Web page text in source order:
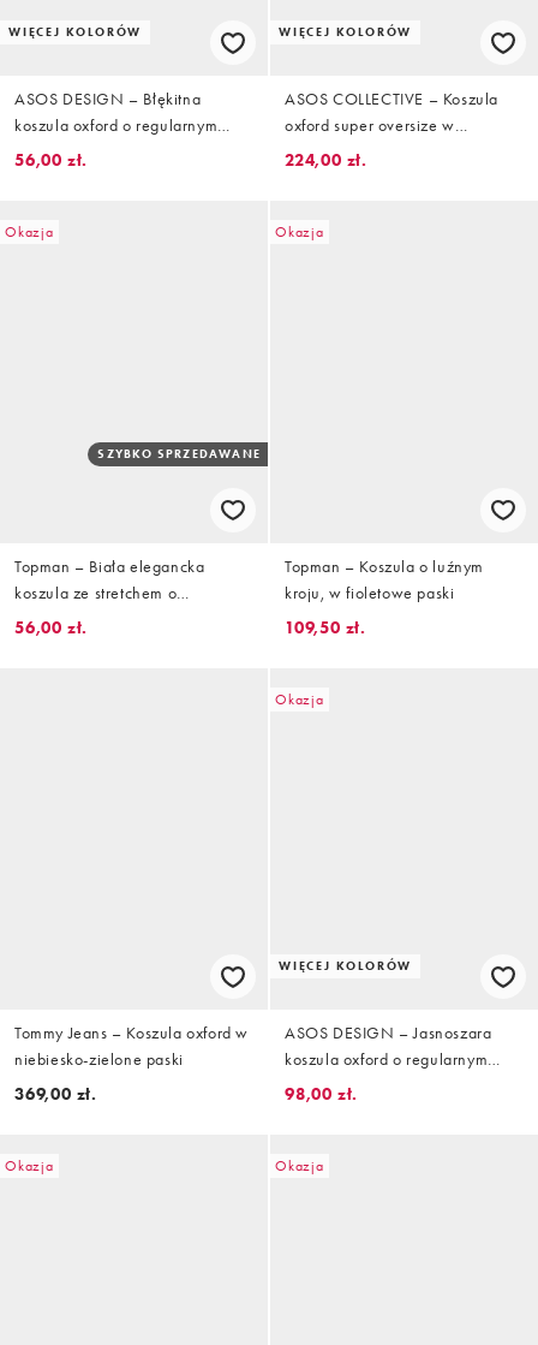
WIĘCEJ KOLORÓW
ASOS DESIGN – Błękitna
koszula oxford o regularnym
kroju z haftem na piersi
56,00 zł.
WIĘCEJ KOLORÓW
ASOS COLLECTIVE – Koszula
oxford super oversize w
niebiesko-białe paski
224,00 zł.
Okazja
SZYBKO SPRZEDAWANE
Topman – Biała elegancka
koszula ze stretchem o
dopasowanym kroju z długimi
56,00 zł.
Okazja
Topman – Koszula o luźnym
kroju, w fioletowe paski
109,50 zł.
Tommy Jeans – Koszula oxford w
niebiesko-zielone paski
369,00 zł.
Okazja
WIĘCEJ KOLORÓW
ASOS DESIGN – Jasnoszara
koszula oxford o regularnym
kroju
98,00 zł.
Okazja Okazja